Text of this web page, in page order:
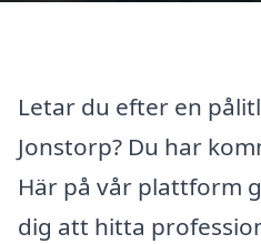
Letar du efter en
Jonstorp? Du har
Här på vår plattform
dig att hitta